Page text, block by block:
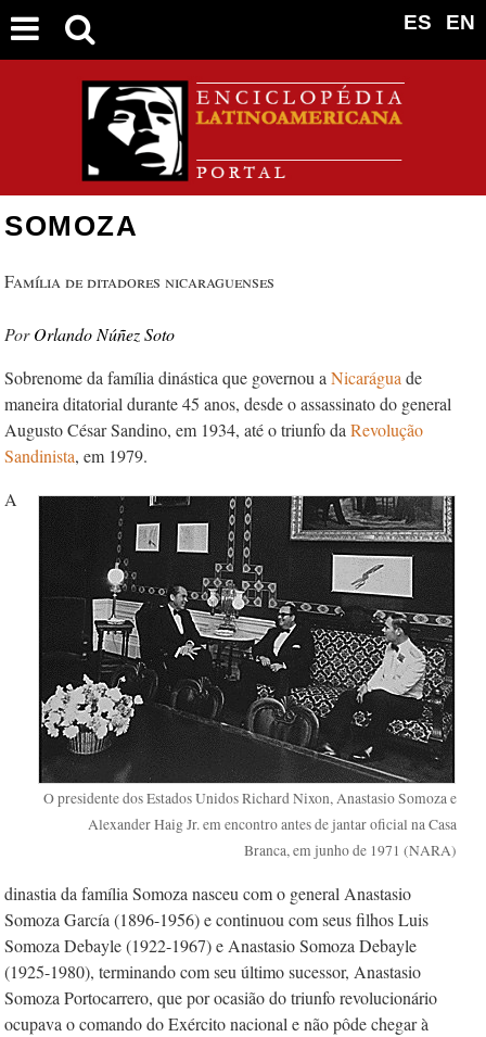
EN
ES
SOMOZA
Família de ditadores nicaraguenses
Orlando Núñez Soto
Sobrenome da família dinástica que governou a Nicarágua de
maneira ditatorial durante 45 anos, desde o assassinato do general
Augusto César Sandino, em 1934, até o triunfo da Revolução
Sandinista, em 1979.
O presidente dos Estados Unidos Richard Nixon, Anastasio Somoza e
Alexander Haig Jr. em encontro antes de jantar oficial na Casa
Branca, em junho de 1971 (NARA)
A
dinastia da família Somoza nasceu com o general Anastasio
Somoza García (1896-1956) e continuou com seus filhos Luis
Somoza Debayle (1922-1967) e Anastasio Somoza Debayle
(1925-1980), terminando com seu último sucessor, Anastasio
Somoza Portocarrero, que por ocasião do triunfo revolucionário
ocupava o comando do Exército nacional e não pôde chegar à